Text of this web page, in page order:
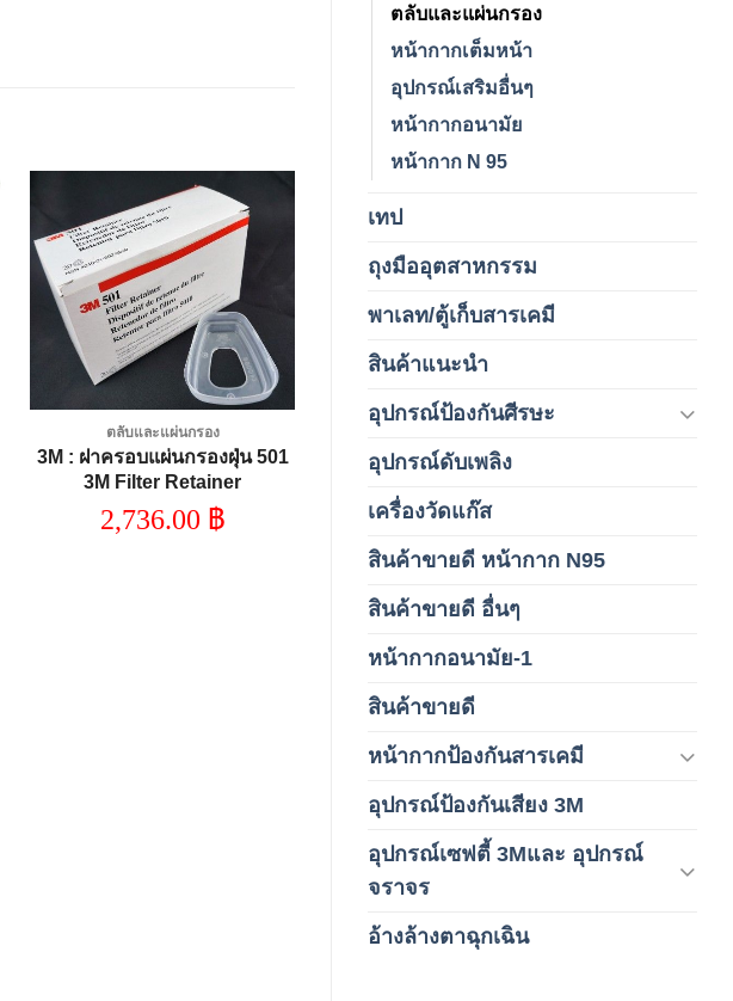
ตลับและแผ่นกรอง
หน้ากากเต็มหน้า
อุปกรณ์เสริมอื่นๆ
หน้ากากอนามัย
หน้ากาก N 95
เทป
ถุงมืออุตสาหกรรม
พาเลท/ตู้เก็บสารเคมี
สินค้าแนะนำ
อุปกรณ์ป้องกันศีรษะ
อุปกรณ์ดับเพลิง
เครื่องวัดแก๊ส
สินค้าขายดี หน้ากาก N95
สินค้าขายดี อื่นๆ
หน้ากากอนามัย-1
สินค้าขายดี
หน้ากากป้องกันสารเคมี
อุปกรณ์ป้องกันเสียง 3M
อุปกรณ์เซฟตี้ 3Mและ อุปกรณ์
จราจร
อ้างล้างตาฉุกเฉิน
Add to
wishlist
ตลับและแผ่นกรอง
3M : ฝาครอบแผ่นกรองฝุ่น 501
3M Filter Retainer
2,736.00 ฿